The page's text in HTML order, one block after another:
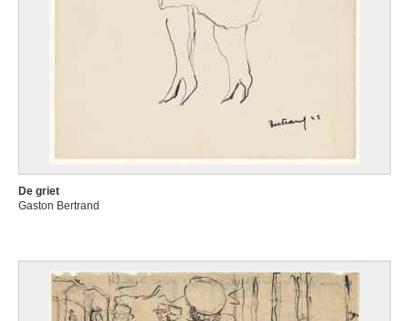
De griet
Gaston Bertrand